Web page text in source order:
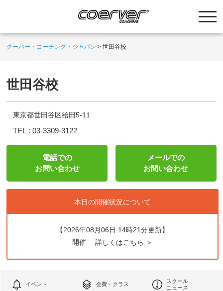
クーバー・コーチング・ジャパン >世田谷校
世田谷校
東京都世田谷区給田5-11
TEL :03-3309-3122
電話での
お問い合わせ
メールでの
お問い合わせ
本日の開催状況について
【2026年08月06日 14時21分更新】
開催
詳しくはこちら ＞
イベント 会費・クラス
スクール
ニュース